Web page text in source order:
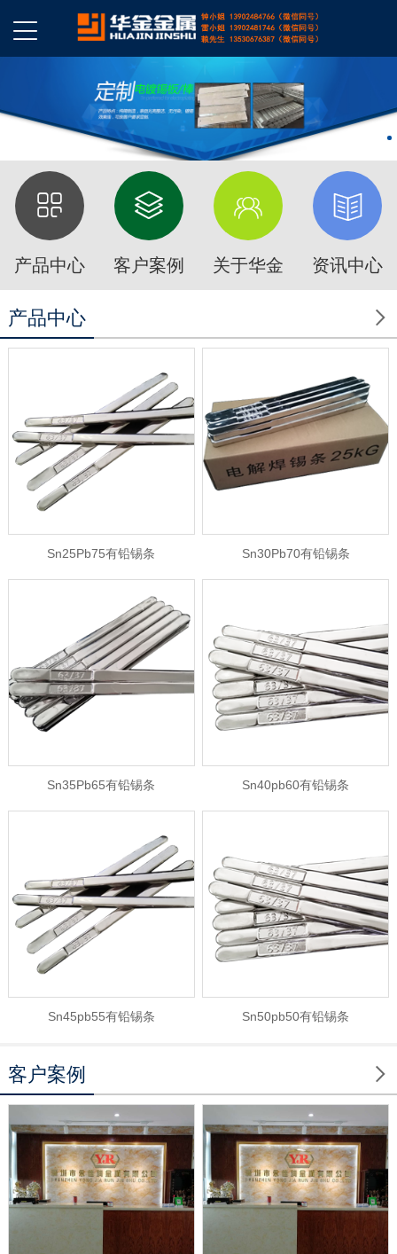
产品中心 客户案例 关于华金 资讯中心

产品中心
Sn25Pb75有铅锡条 Sn30Pb70有铅锡条
Sn35Pb65有铅锡条 Sn40pb60有铅锡条
Sn45pb55有铅锡条 Sn50pb50有铅锡条

客户案例